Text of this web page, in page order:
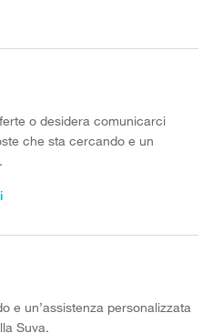
o desidera comunicarci
che sta cercando e un
e un’assistenza personalizzata
Suva.